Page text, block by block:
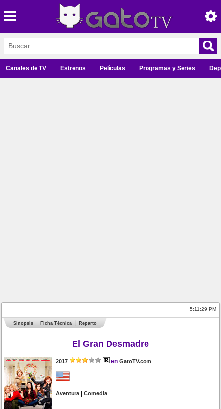
Canales de TV Estrenos Películas Programas y Series
5:11:29 PM
Sinopsis Ficha Técnica Reparto
El Gran Desmadre
2017 en GatoTV.com
Aventura|Comedia